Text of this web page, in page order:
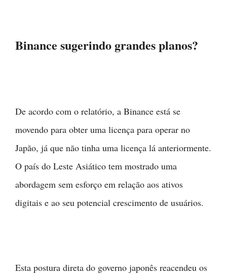
Binance sugerindo grandes planos?
De acordo com o relatório, a Binance está se
movendo para obter uma licença para operar no
Japão, já que não tinha uma licença lá anteriormente.
O país do Leste Asiático tem mostrado uma
abordagem sem esforço em relação aos ativos
digitais e ao seu potencial crescimento de usuários.
Esta postura direta do governo japonês reacendeu os